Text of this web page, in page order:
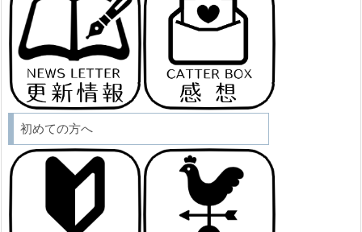
初めての方へ